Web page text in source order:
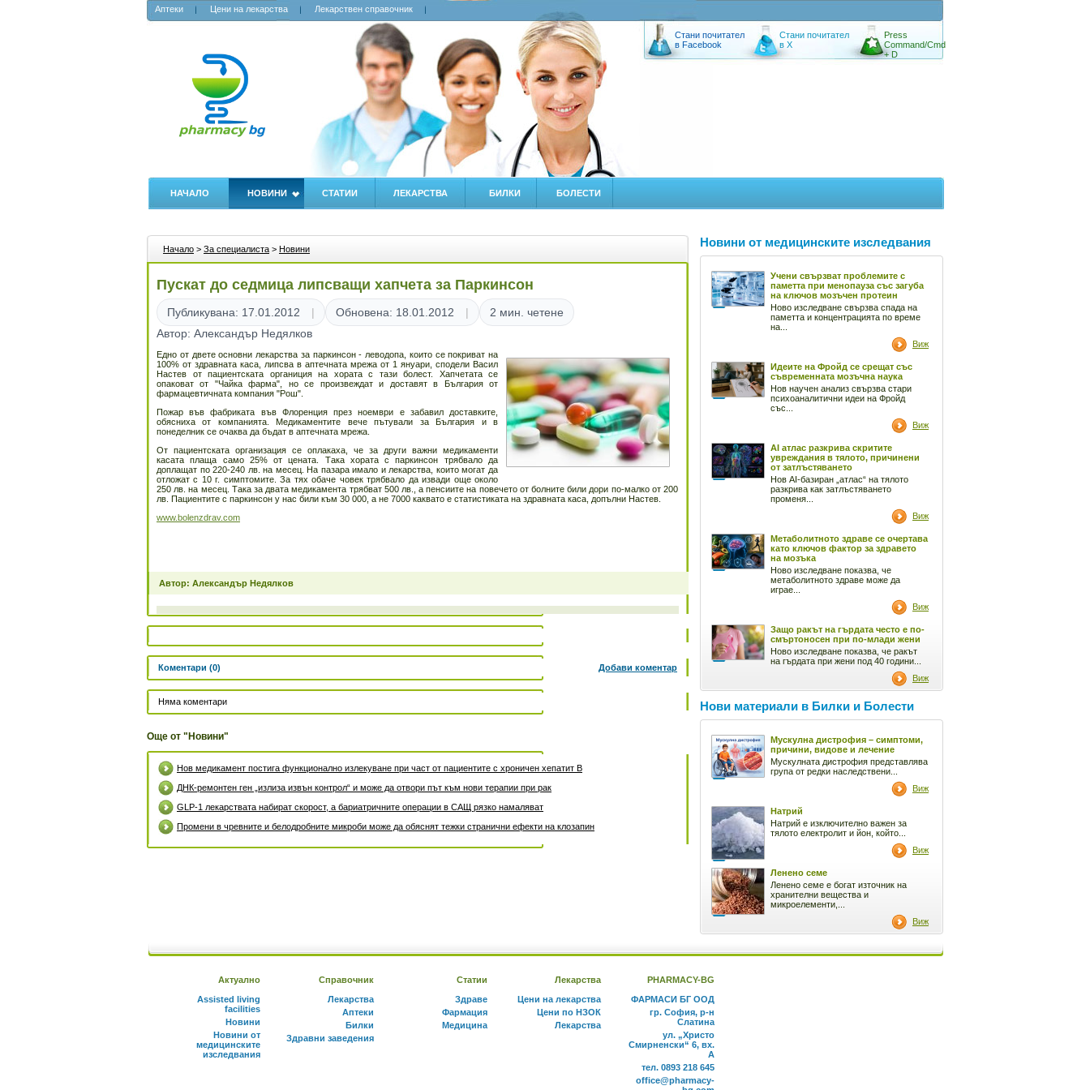
Аптеки Цени на лекарства Лекарствен справочник
Стани почитател
в Facebook
Стани почитател
в X
Press
Command/Cmd
+ D
НАЧАЛО НОВИНИ СТАТИИ ЛЕКАРСТВА БИЛКИ БОЛЕСТИ
Начало > За специалиста > Новини
Пускат до седмица липсващи хапчета за Паркинсон
Публикувана: 17.01.2012 Обновена: 18.01.2012
2 мин. четене
Автор: Александър Недялков
Едно от двете основни лекарства за паркинсон - леводопа, които се покриват на
100% от здравната каса, липсва в аптечната мрежа от 1 януари, сподели Васил
Настев от пациентската органиция на хората с тази болест. Хапчетата се
опаковат от "Чайка фарма", но се произвеждат и доставят в България от
фармацевтичната компания "Рош".
Пожар във фабриката във Флоренция през ноември е забавил доставките,
обясниха от компанията. Медикаментите вече пътували за България и в
понеделник се очаква да бъдат в аптечната мрежа.
От пациентската организация се оплакаха, че за други важни медикаменти
касата плаща само 25% от цената. Така хората с паркинсон трябвало да
доплащат по 220-240 лв. на месец. На пазара имало и лекарства, които могат да
отложат с 10 г. симптомите. За тях обаче човек трябвало да извади още около
250 лв. на месец. Така за двата медикамента трябват 500 лв., а пенсиите на повечето от болните били дори по-малко от 200
лв. Пациентите с паркинсон у нас били към 30 000, а не 7000 каквато е статистиката на здравната каса, допълни Настев.
www.bolenzdrav.com
Автор: Александър Недялков
Коментари (0) Добави коментар
Няма коментари
Още от "Новини"
Нов медикамент постига функционално излекуване при част от пациентите с хроничен хепатит B
ДНК-ремонтен ген „излиза извън контрол“ и може да отвори път към нови терапии при рак
GLP-1 лекарствата набират скорост, а бариатричните операции в САЩ рязко намаляват
Промени в чревните и белодробните микроби може да обяснят тежки странични ефекти на клозапин
Новини от медицинските изследвания
Учени свързват проблемите с
паметта при менопауза със загуба
на ключов мозъчен протеин
Ново изследване свързва спада на
паметта и концентрацията по време
на...
Виж
Идеите на Фройд се срещат със
съвременната мозъчна наука
Нов научен анализ свързва стари
психоаналитични идеи на Фройд
със...
Виж
AI атлас разкрива скритите
увреждания в тялото, причинени
от затлъстяването
Нов AI-базиран „атлас“ на тялото
разкрива как затлъстяването
променя...
Виж
Метаболитното здраве се очертава
като ключов фактор за здравето
на мозъка
Ново изследване показва, че
метаболитното здраве може да
играе...
Виж
Защо ракът на гърдата често е по-
смъртоносен при по-млади жени
Ново изследване показва, че ракът
на гърдата при жени под 40 години...
Виж
Нови материали в Билки и Болести
Мускулна дистрофия – симптоми,
причини, видове и лечение
Мускулната дистрофия представлява
група от редки наследствени...
Виж
Натрий
Натрий е изключително важен за
тялото електролит и йон, който...
Виж
Ленено семе
Ленено семе е богат източник на
хранителни вещества и
микроелементи,...
Виж
Актуално
Assisted living
facilities
Новини
Новини от
медицинските
изследвания
Справочник
Лекарства
Аптеки
Билки
Здравни заведения
Статии
Здраве
Фармация
Медицина
Лекарства
Цени на лекарства
Цени по НЗОК
Лекарства
PHARMACY-BG
ФАРМАСИ БГ ООД
гр. София, р-н
Слатина
ул. „Христо
Смирненски“ 6, вх.
А
тел. 0893 218 645
office@pharmacy-